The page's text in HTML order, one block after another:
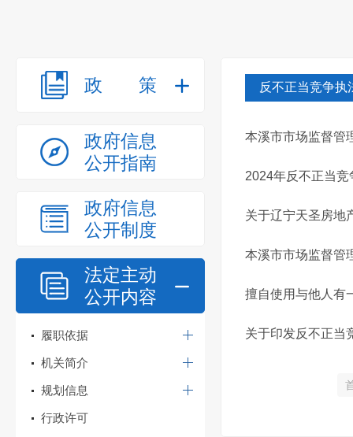
政策
政府信息
公开指南
政府信息
公开制度
法定主动
公开内容
履职依据
机关简介
规划信息
行政许可
反不正当竞争执
本溪市市场监督管
2024年反不正当
关于辽宁天圣房地
本溪市市场监督管
擅自使用与他人有
关于印发反不正当